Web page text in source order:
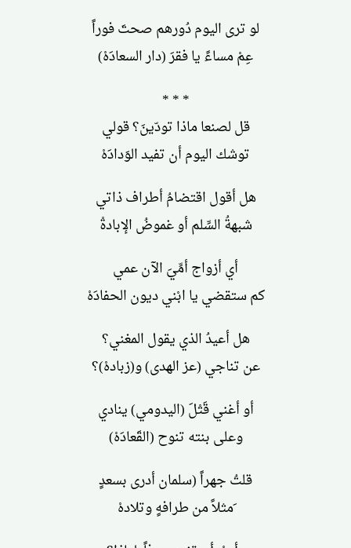
لو ترى اليوم دُورهم صحتَ فوراً
عِمْ مساءً يا فقرَ (دار السعادَهْ)
* * *
قل لصنعا ماذا تودّينَ؟ قولي
توشك اليوم أن تفيد الوَدادَهْ
هل أقول اقتضامُ أطراف ذاتي
شبهةُ السِّلم أو غموضُ الإبادةْ
أي أزواج أمِّيَ الآن عمي
كم ستقضي يا ابْني ديون الحفادَهْ
هل أعيدُ الذي يقول المغني؟
عن تناجي (عز الهدى) و(زبادهْ)؟
أو أغني قَتْلَ (اليدومي) ينادي
وعلى بنته تنوح (القَعادَهْ)
قلتُ جهراً (سلمان أدرى بسعدٍ
َمثلاً من طرافهٍ وتلادهْ